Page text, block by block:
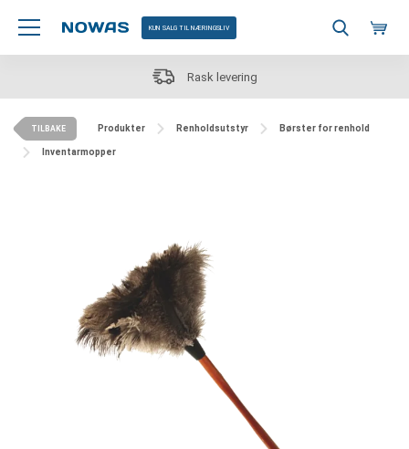
KUN SALG TIL NÆRINGSLIV
Rask levering
TILBAKE Produkter Renholdsutstyr Børster for renhold
Inventarmopper